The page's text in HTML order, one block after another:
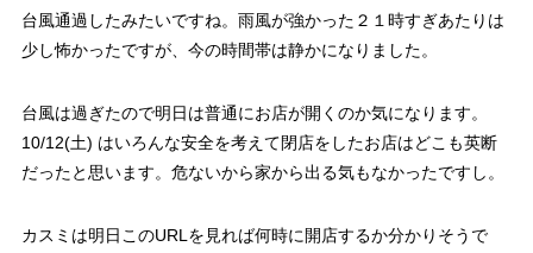
台風通過したみたいですね。雨風が強かった２１時すぎあたりは
少し怖かったですが、今の時間帯は静かになりました。
台風は過ぎたので明日は普通にお店が開くのか気になります。
10/12(土) はいろんな安全を考えて閉店をしたお店はどこも英断
だったと思います。危ないから家から出る気もなかったですし。
カスミは明日このURLを見れば何時に開店するか分かりそうで